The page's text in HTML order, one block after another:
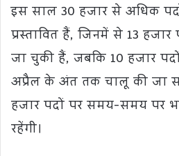
इस साल 30 हजार से अधिक पदों
प्रस्तावित हैं, जिनमें से 13 हजार
जा चुकी हैं, जबकि 10 हजार पदों
अप्रैल के अंत तक चालू की जा
हजार पदों पर समय-समय पर
रहेंगी।